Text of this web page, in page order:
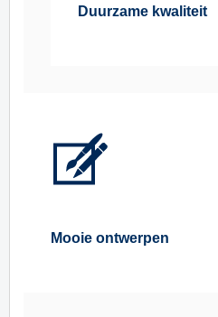
Duurzame kwaliteit
Mooie ontwerpen